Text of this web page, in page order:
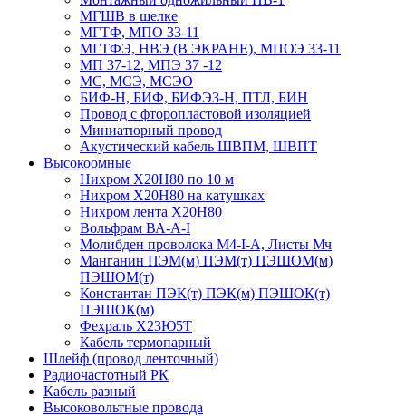
МГШВ в шелке
МГТФ, МПО 33-11
МГТФЭ, НВЭ (В ЭКРАНЕ), МПОЭ 33-11
МП 37-12, МПЭ 37 -12
МС, МСЭ, МСЭО
БИФ-Н, БИФ, БИФЭЗ-Н, ПТЛ, БИН
Провод с фторопластовой изоляцией
Миниатюрный провод
Акустический кабель ШВПМ, ШВПТ
Высокоомные
Нихром Х20Н80 по 10 м
Нихром Х20Н80 на катушках
Нихром лента Х20Н80
Вольфрам ВА-А-I
Молибден проволока М4-I-А, Листы Мч
Манганин ПЭМ(м) ПЭМ(т) ПЭШОМ(м)
ПЭШОМ(т)
Константан ПЭК(т) ПЭК(м) ПЭШОК(т)
ПЭШОК(м)
Фехраль Х23Ю5Т
Кабель термопарный
Шлейф (провод ленточный)
Радиочастотный РК
Кабель разный
Высоковольтные провода